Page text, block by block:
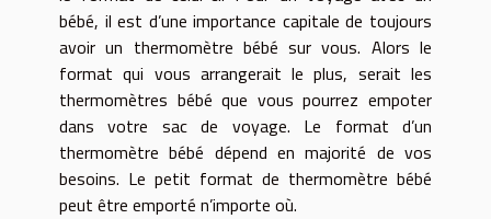
bébé, il est d’une importance capitale de toujours
avoir un thermomètre bébé sur vous. Alors le
format qui vous arrangerait le plus, serait les
thermomètres bébé que vous pourrez empoter
dans votre sac de voyage. Le format d’un
thermomètre bébé dépend en majorité de vos
besoins. Le petit format de thermomètre bébé
peut être emporté n’importe où.